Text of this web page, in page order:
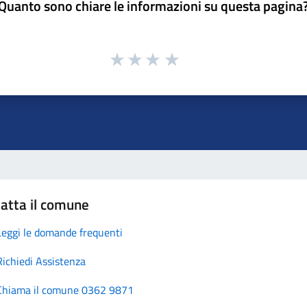
sono chiare le informazioni su questa
il comune
le domande frequenti
Assistenza
il comune 0362 9871